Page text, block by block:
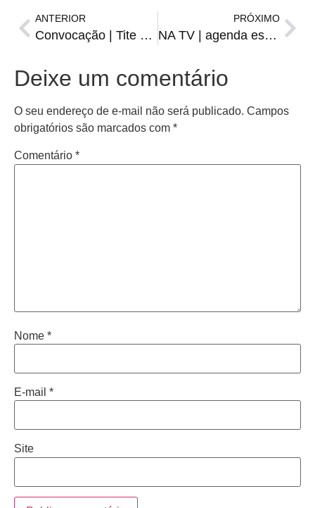
ANTERIOR
Convocação | Tite chama Pedro e lista tem outras novidades
PRÓXIMO
NA TV | agenda esportiva de sábado, 10
Deixe um comentário
O seu endereço de e-mail não será publicado. Campos
obrigatórios são marcados com *
Comentário *
Nome *
E-mail *
Site